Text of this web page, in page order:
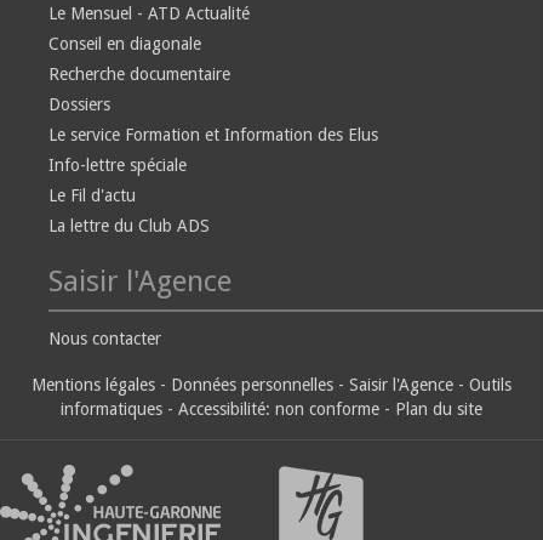
Le Mensuel - ATD Actualité
Conseil en diagonale
Recherche documentaire
Dossiers
Le service Formation et Information des Elus
Info-lettre spéciale
Le Fil d'actu
La lettre du Club ADS
Saisir l'Agence
Nous contacter
Mentions légales - Données personnelles - Saisir l'Agence - Outils
informatiques - Accessibilité: non conforme - Plan du site